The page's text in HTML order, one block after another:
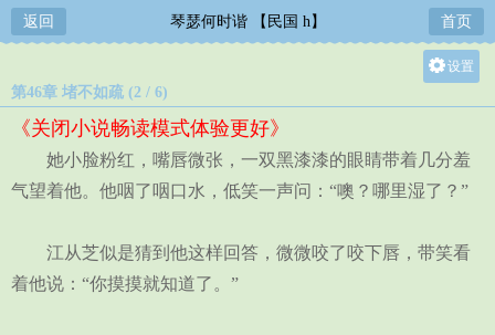
返回 琴瑟何时谐 【民国 h】 首页
设置
中
小
第46章 堵不如疏 (2 / 6)
《关闭小说畅读模式体验更好》
她小脸粉红，嘴唇微张，一双黑漆漆的眼睛带着几分羞
气望着他。他咽了咽口水，低笑一声问：“噢？哪里湿了？”
江从芝似是猜到他这样回答，微微咬了咬下唇，带笑看
着他说：“你摸摸就知道了。”